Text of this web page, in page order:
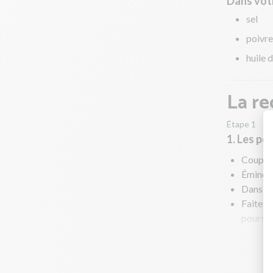
sel
poivre
huile
La
Étape 1
1. Les
Dans
Faites
Au